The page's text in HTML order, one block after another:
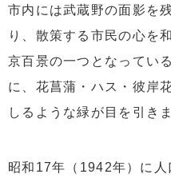
市内には武蔵野の面影を
り、散策する市民の心を
京百景の一つとなってい
に、花菖蒲・ハス・彼岸
しるような緑が目を引きま
昭和17年（1942年）に人